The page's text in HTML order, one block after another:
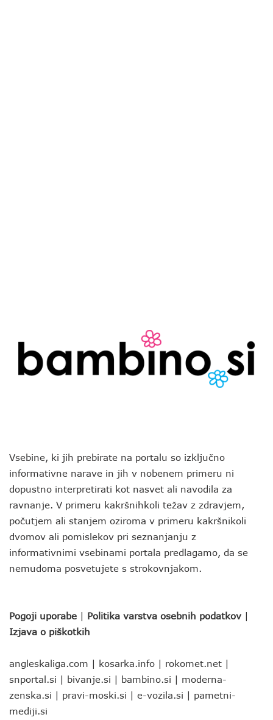
Vsebine, ki jih prebirate na portalu so izključno
informativne narave in jih v nobenem primeru ni
dopustno interpretirati kot nasvet ali navodila za
ravnanje. V primeru kakršnihkoli težav z zdravjem,
počutjem ali stanjem oziroma v primeru kakršnikoli
dvomov ali pomislekov pri seznanjanju z
informativnimi vsebinami portala predlagamo, da se
nemudoma posvetujete s strokovnjakom.
Pogoji uporabe | Politika varstva osebnih podatkov |
Izjava o piškotkih
angleskaliga.com | kosarka.info | rokomet.net |
snportal.si | bivanje.si | bambino.si | moderna-
zenska.si | pravi-moski.si | e-vozila.si | pametni-
mediji.si